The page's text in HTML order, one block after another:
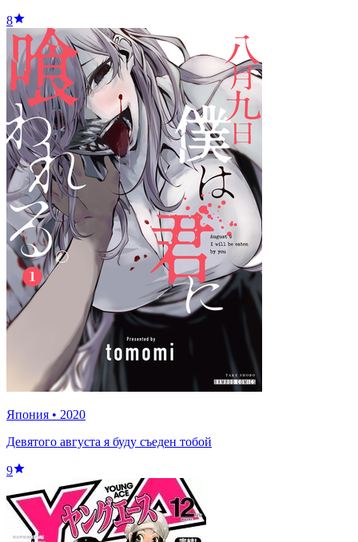
8
Япония • 2020
Девятого августа я буду съеден тобой
9